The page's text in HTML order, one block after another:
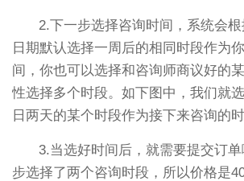
2.下一步选择咨询时间，系统会
日期默认选择一周后的相同时段作为
间，你也可以选择和咨询师商议好的
性选择多个时段。如下图中，我们就
日两天的某个时段作为接下来咨询的
3.当选好时间后，就需要提交订
步选择了两个咨询时段，所以价格是